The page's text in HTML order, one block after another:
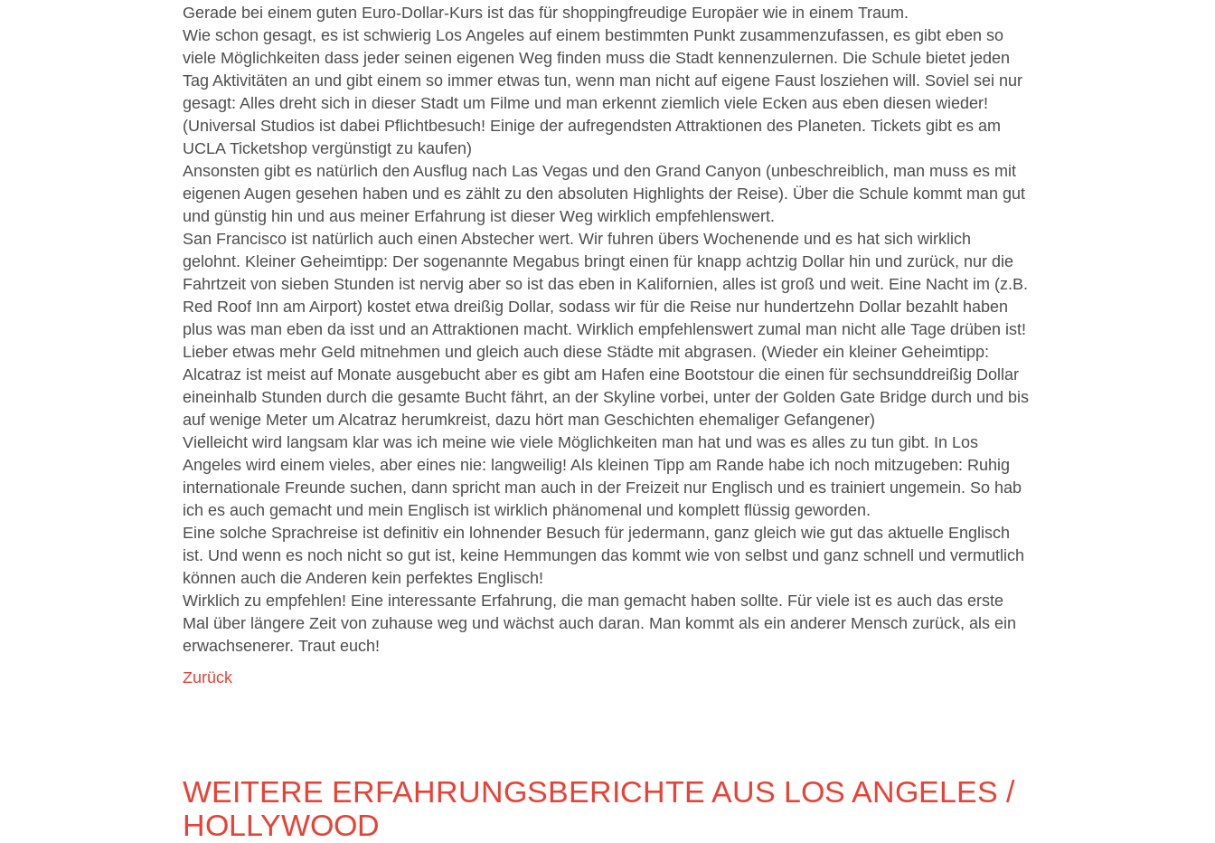
Gerade bei einem guten Euro-Dollar-Kurs ist das für shoppingfreudige Europäer wie in einem Traum.
Wie schon gesagt, es ist schwierig Los Angeles auf einem bestimmten Punkt zusammenzufassen, es gibt eben so
viele Möglichkeiten dass jeder seinen eigenen Weg finden muss die Stadt kennenzulernen. Die Schule bietet jeden
Tag Aktivitäten an und gibt einem so immer etwas tun, wenn man nicht auf eigene Faust losziehen will. Soviel sei nur
gesagt: Alles dreht sich in dieser Stadt um Filme und man erkennt ziemlich viele Ecken aus eben diesen wieder!
(Universal Studios ist dabei Pflichtbesuch! Einige der aufregendsten Attraktionen des Planeten. Tickets gibt es am
UCLA Ticketshop vergünstigt zu kaufen)
Ansonsten gibt es natürlich den Ausflug nach Las Vegas und den Grand Canyon (unbeschreiblich, man muss es mit
eigenen Augen gesehen haben und es zählt zu den absoluten Highlights der Reise). Über die Schule kommt man gut
und günstig hin und aus meiner Erfahrung ist dieser Weg wirklich empfehlenswert.
San Francisco ist natürlich auch einen Abstecher wert. Wir fuhren übers Wochenende und es hat sich wirklich
gelohnt. Kleiner Geheimtipp: Der sogenannte Megabus bringt einen für knapp achtzig Dollar hin und zurück, nur die
Fahrtzeit von sieben Stunden ist nervig aber so ist das eben in Kalifornien, alles ist groß und weit. Eine Nacht im (z.B.
Red Roof Inn am Airport) kostet etwa dreißig Dollar, sodass wir für die Reise nur hundertzehn Dollar bezahlt haben
plus was man eben da isst und an Attraktionen macht. Wirklich empfehlenswert zumal man nicht alle Tage drüben ist!
Lieber etwas mehr Geld mitnehmen und gleich auch diese Städte mit abgrasen. (Wieder ein kleiner Geheimtipp:
Alcatraz ist meist auf Monate ausgebucht aber es gibt am Hafen eine Bootstour die einen für sechsunddreißig Dollar
eineinhalb Stunden durch die gesamte Bucht fährt, an der Skyline vorbei, unter der Golden Gate Bridge durch und bis
auf wenige Meter um Alcatraz herumkreist, dazu hört man Geschichten ehemaliger Gefangener)
Vielleicht wird langsam klar was ich meine wie viele Möglichkeiten man hat und was es alles zu tun gibt. In Los
Angeles wird einem vieles, aber eines nie: langweilig! Als kleinen Tipp am Rande habe ich noch mitzugeben: Ruhig
internationale Freunde suchen, dann spricht man auch in der Freizeit nur Englisch und es trainiert ungemein. So hab
ich es auch gemacht und mein Englisch ist wirklich phänomenal und komplett flüssig geworden.
Eine solche Sprachreise ist definitiv ein lohnender Besuch für jedermann, ganz gleich wie gut das aktuelle Englisch
ist. Und wenn es noch nicht so gut ist, keine Hemmungen das kommt wie von selbst und ganz schnell und vermutlich
können auch die Anderen kein perfektes Englisch!
Wirklich zu empfehlen! Eine interessante Erfahrung, die man gemacht haben sollte. Für viele ist es auch das erste
Mal über längere Zeit von zuhause weg und wächst auch daran. Man kommt als ein anderer Mensch zurück, als ein
erwachsenerer. Traut euch!
Zurück
WEITERE ERFAHRUNGSBERICHTE AUS LOS ANGELES /
HOLLYWOOD